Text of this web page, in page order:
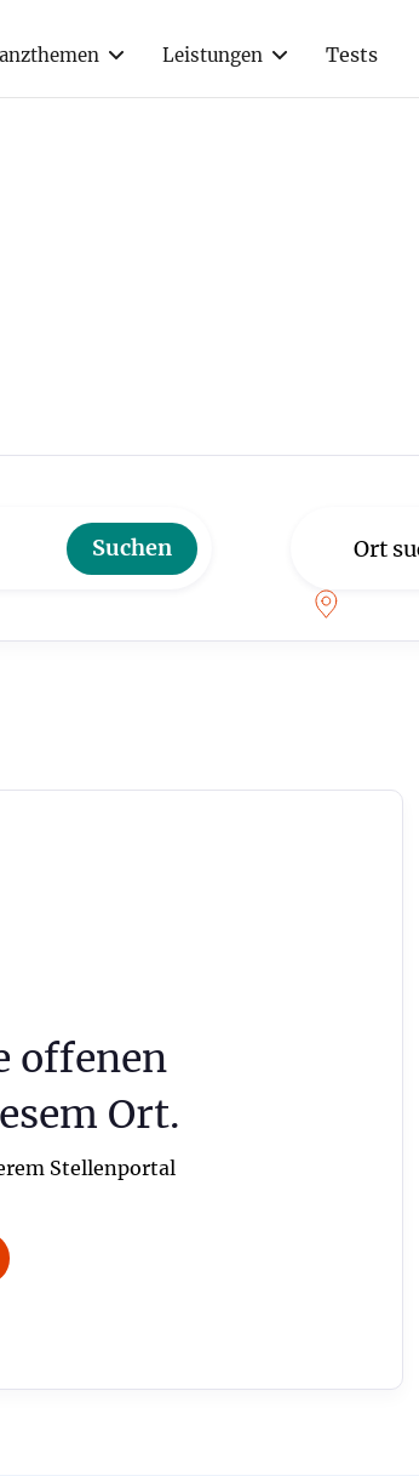
Leistungen Tests
offenen
Ort.
Stellenportal